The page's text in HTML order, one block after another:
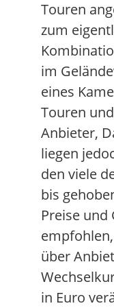
Touren
zum
im
eines
Touren
Anbieter,
liegen
den viele
bis
Preise
über
in Euro